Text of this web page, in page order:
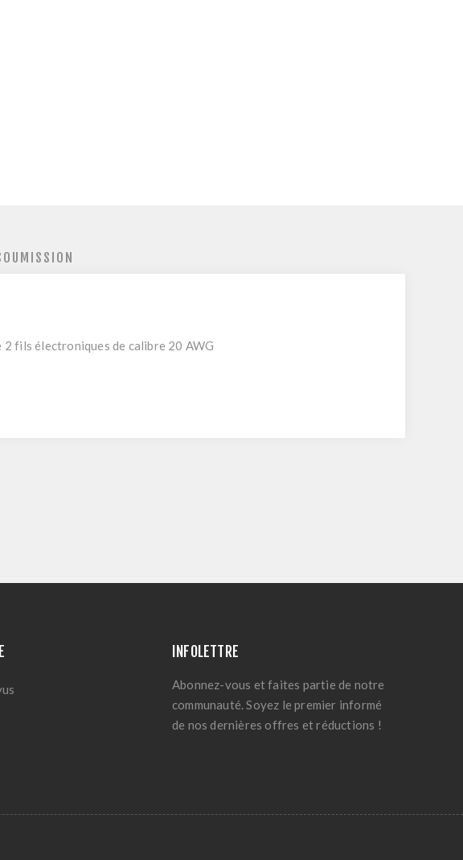
fils électroniques de calibre 20 AWG
INFOLETTRE
Abonnez-vous et faites partie de notre
communauté. Soyez le premier informé
de nos dernières offres et réductions !